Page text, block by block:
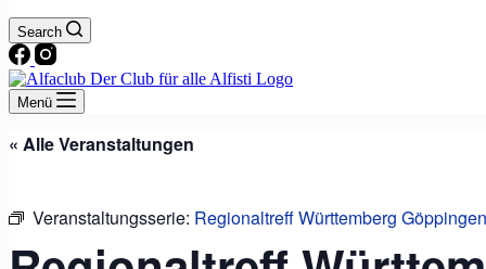
Search
Menü
« Alle Veranstaltungen
Veranstaltungsserie: Regionaltreff Württemberg Göppingen